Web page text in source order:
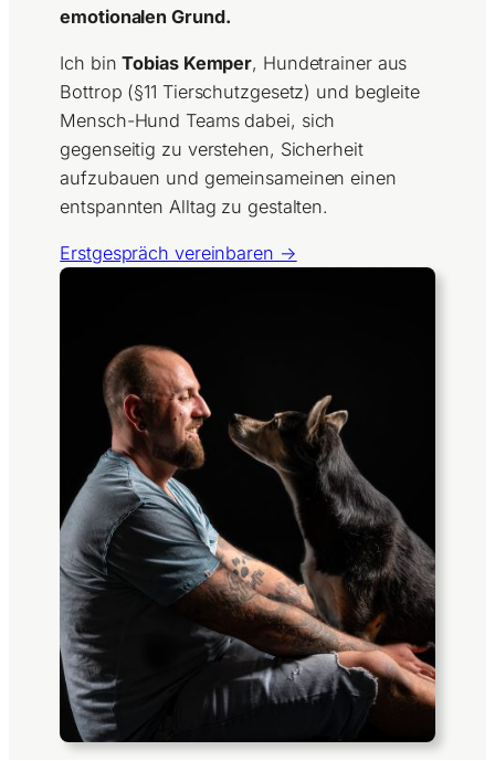
emotionalen Grund.
Ich binTobias Kemper, Hundetrainer aus
Bottrop (§11 Tierschutzgesetz) und begleite
Mensch-Hund Teams dabei, sich
gegenseitig zu verstehen, Sicherheit
aufzubauen und gemeinsameinen einen
entspannten Alltag zu gestalten.
Erstgespräch vereinbaren →